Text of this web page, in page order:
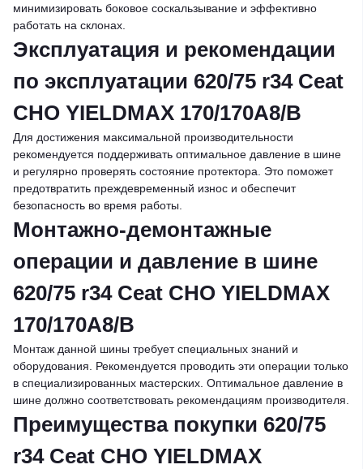
минимизировать боковое соскальзывание и эффективно
работать на склонах.
Эксплуатация и рекомендации
по эксплуатации 620/75 r34 Ceat
CHO YIELDMAX 170/170A8/B
Для достижения максимальной производительности
рекомендуется поддерживать оптимальное давление в шине
и регулярно проверять состояние протектора. Это поможет
предотвратить преждевременный износ и обеспечит
безопасность во время работы.
Монтажно-демонтажные
операции и давление в шине
620/75 r34 Ceat CHO YIELDMAX
170/170A8/B
Монтаж данной шины требует специальных знаний и
оборудования. Рекомендуется проводить эти операции только
в специализированных мастерских. Оптимальное давление в
шине должно соответствовать рекомендациям производителя.
Преимущества покупки 620/75
r34 Ceat CHO YIELDMAX